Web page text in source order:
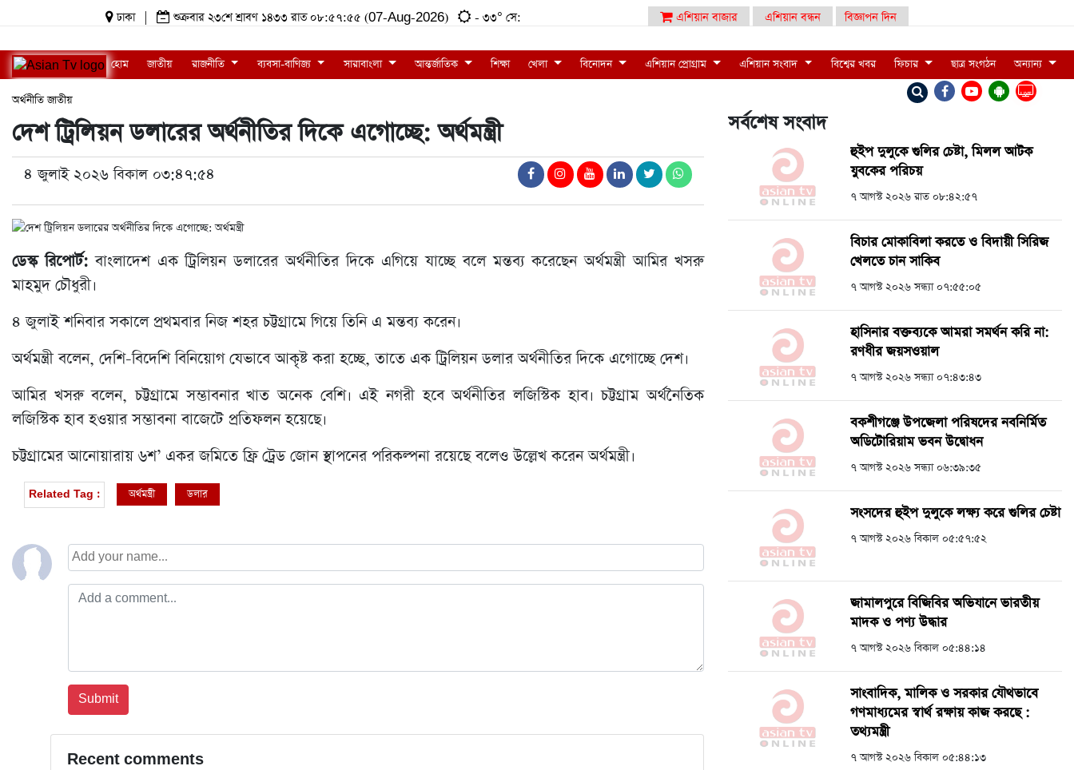
ঢাকা শুক্রবার ২৩শে শ্রাবণ ১৪৩৩ রাত ০৮:৫৭:৫৫ (07-Aug-2026) - ৩৩° সে: এশিয়ান বাজার এশিয়ান বন্ধন বিজ্ঞাপন দিন
LIVE
হোম জাতীয় রাজনীতি ব্যবসা-বাণিজ্য সারাবাংলা আন্তর্জাতিক শিক্ষা খেলা বিনোদন এশিয়ান প্রোগ্রাম এশিয়ান সংবাদ বিশ্বের খবর ফিচার ছাত্র সংগঠন অন্যান্য
অর্থনীতি জাতীয়
দেশ ট্রিলিয়ন ডলারের অর্থনীতির দিকে এগোচ্ছে: অর্থমন্ত্রী
৪ জুলাই ২০২৬ বিকাল ০৩:৪৭:৫৪
ডেস্ক রিপোর্ট:বাংলাদেশ এক ট্রিলিয়ন ডলারের অর্থনীতির দিকে এগিয়ে যাচ্ছে বলে মন্তব্য করেছেন অর্থমন্ত্রী আমির খসরু
মাহমুদ চৌধুরী।
৪ জুলাই শনিবার সকালে প্রথমবার নিজ শহর চট্টগ্রামে গিয়ে তিনি এ মন্তব্য করেন।
অর্থমন্ত্রী বলেন, দেশি-বিদেশি বিনিয়োগ যেভাবে আকৃষ্ট করা হচ্ছে, তাতে এক ট্রিলিয়ন ডলার অর্থনীতির দিকে এগোচ্ছে দেশ।
আমির খসরু বলেন, চট্টগ্রামে সম্ভাবনার খাত অনেক বেশি। এই নগরী হবে অর্থনীতির লজিস্টিক হাব। চট্টগ্রাম অর্থনৈতিক
লজিস্টিক হাব হওয়ার সম্ভাবনা বাজেটে প্রতিফলন হয়েছে।
চট্টগ্রামের আনোয়ারায় ৬শ’ একর জমিতে ফ্রি ট্রেড জোন স্থাপনের পরিকল্পনা রয়েছে বলেও উল্লেখ করেন অর্থমন্ত্রী।
Related Tag : অর্থমন্ত্রী ডলার
Recent comments
সর্বশেষ সংবাদ
হুইপ দুলুকে গুলির চেষ্টা, ‍মিলল আটক
যুবকের পরিচয়
৭ আগস্ট ২০২৬ রাত ০৮:৪২:৫৭
বিচার মোকাবিলা করতে ও বিদায়ী সিরিজ
খেলতে চান সাকিব
৭ আগস্ট ২০২৬ সন্ধ্যা ০৭:৫৫:০৫
হাসিনার বক্তব্যকে আমরা সমর্থন করি না:
রণধীর জয়সওয়াল
৭ আগস্ট ২০২৬ সন্ধ্যা ০৭:৪৩:৪৩
বকশীগঞ্জে উপজেলা পরিষদের নবনির্মিত
অডিটোরিয়াম ভবন উদ্বোধন
৭ আগস্ট ২০২৬ সন্ধ্যা ০৬:৩৯:৩৫
সংসদের হুইপ দুলুকে লক্ষ্য করে গুলির চেষ্টা
৭ আগস্ট ২০২৬ বিকাল ০৫:৫৭:৫২
জামালপুরে বিজিবির অভিযানে ভারতীয়
মাদক ও পণ্য উদ্ধার
৭ আগস্ট ২০২৬ বিকাল ০৫:৪৪:১৪
সাংবাদিক, মালিক ও সরকার যৌথভাবে
গণমাধ্যমের স্বার্থ রক্ষায় কাজ করছে :
তথ্যমন্ত্রী
৭ আগস্ট ২০২৬ বিকাল ০৫:৪৪:১৩